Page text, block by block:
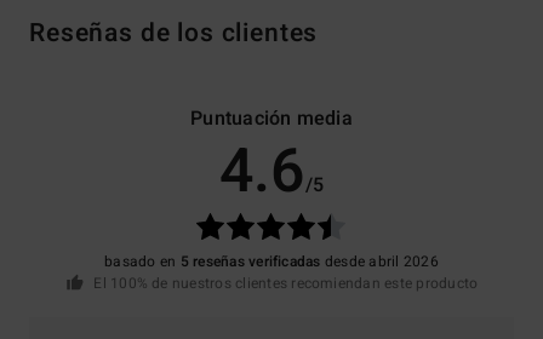
Reseñas de los clientes
Puntuación media
4.6/5
basado en 5 reseñas verificadas desde abril 2026
El 100% de nuestros clientes recomiendan este producto